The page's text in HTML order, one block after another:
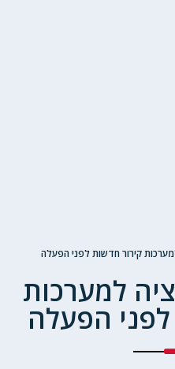
קירור חדשות לפני הפעלה
למערכות
הפעלה